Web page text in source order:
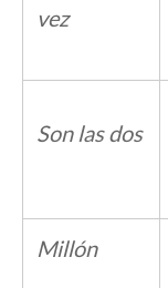
vez
Son las dos
Millón